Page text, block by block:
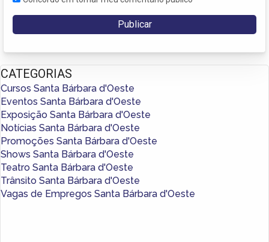
CATEGORIAS
Cursos Santa Bárbara d'Oeste
Eventos Santa Bárbara d'Oeste
Exposição Santa Bárbara d'Oeste
Notícias Santa Bárbara d'Oeste
Promoções Santa Bárbara d'Oeste
Shows Santa Bárbara d'Oeste
Teatro Santa Bárbara d'Oeste
Trânsito Santa Bárbara d'Oeste
Vagas de Empregos Santa Bárbara d'Oeste